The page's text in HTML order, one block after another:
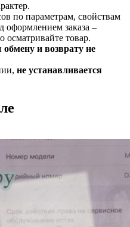
по параметрам, свойствам
оформлением заказа –
осматривайте товар.
обмену и возврату не
не устанавливается